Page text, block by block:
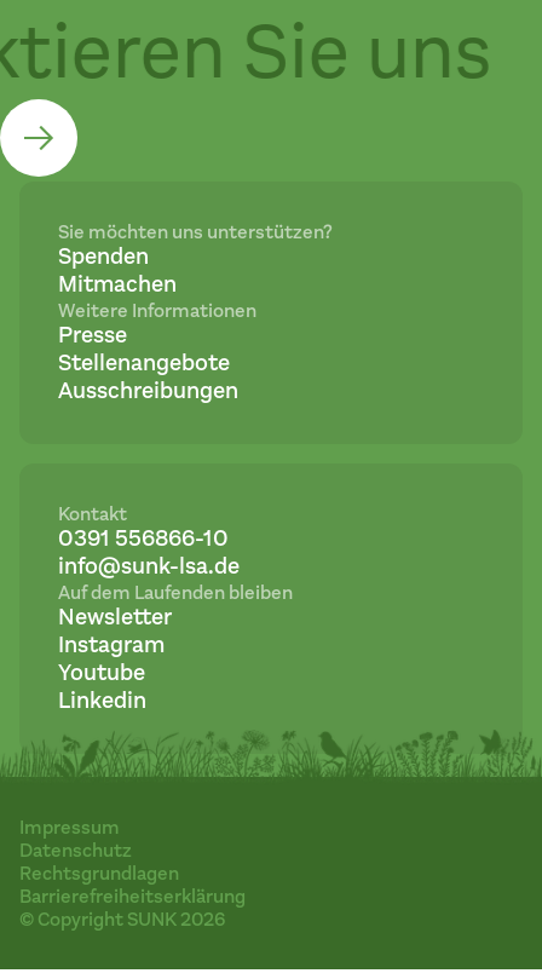
Sie uns
Sie möchten uns unterstützen?
Spenden
Mitmachen
Weitere Informationen
Presse
Stellenangebote
Ausschreibungen
Kontakt
0391 556866-10
info@sunk-lsa.de
Auf dem Laufenden bleiben
Newsletter
Instagram
Youtube
Linkedin
Impressum
Datenschutz
Rechtsgrundlagen
Barrierefreiheitserklärung
© Copyright SUNK 2026